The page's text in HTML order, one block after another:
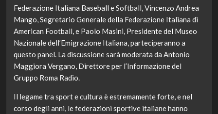
Federazione Italiana Baseball e Softball, Vincenzo Andrea
Mango, Segretario Generale della Federazione Italiana di
American Football, e Paolo Masini, Presidente del Museo
Nazionale dell’Emigrazione Italiana, parteciperanno a
questo panel. La discussione sarà moderata da Antonio
Maggiora Vergano, Direttore per l’Informazione del
Gruppo Roma Radio.
Il legame tra sport e cultura è estremamente forte, e nel
corso degli anni, le federazioni sportive italiane hanno